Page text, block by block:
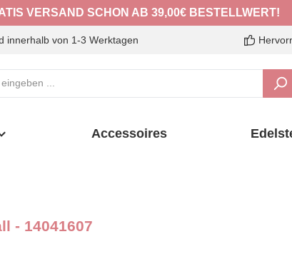
VERSAND SCHON AB 39,00€ BESTELLWERT!
innerhalb von 1-3 Werktagen
Accessoires
- 14041607